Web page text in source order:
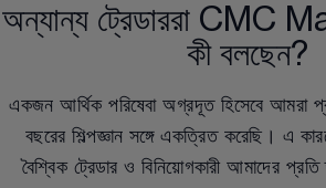
অন্যান্য ট্রেডাররা CMC
কী বলছেন?
একজন আর্থিক পরিষেবা অগ্রদূত হিসেবে আমরা
বছরের শিল্পজ্ঞান সঙ্গে একত্রিত করেছি। এ
বৈশ্বিক ট্রেডার ও বিনিয়োগকারী আমাদের